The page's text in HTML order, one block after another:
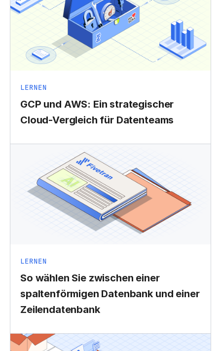
LERNEN
GCP und AWS: Ein strategischer
Cloud-Vergleich für Datenteams
LERNEN
So wählen Sie zwischen einer
spaltenförmigen Datenbank und einer
Zeilendatenbank